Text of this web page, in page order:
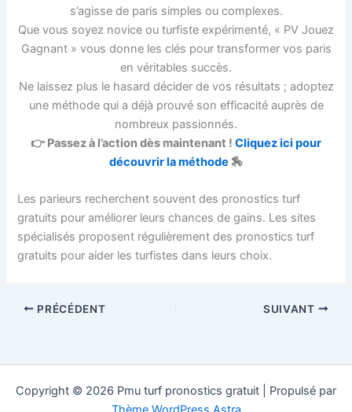
s’agisse de paris simples ou complexes.
Que vous soyez novice ou turfiste expérimenté, « PV Jouez
Gagnant » vous donne les clés pour transformer vos paris
en véritables succès.
Ne laissez plus le hasard décider de vos résultats ; adoptez
une méthode qui a déjà prouvé son efficacité auprès de
nombreux passionnés.
👉 Passez à l’action dès maintenant ! Cliquez ici pour
découvrir la méthode 🏇
Les parieurs recherchent souvent des pronostics turf
gratuits pour améliorer leurs chances de gains. Les sites
spécialisés proposent régulièrement des pronostics turf
gratuits pour aider les turfistes dans leurs choix.
PRÉCÉDENT SUIVANT
Copyright © 2026 Pmu turf pronostics gratuit | Propulsé par